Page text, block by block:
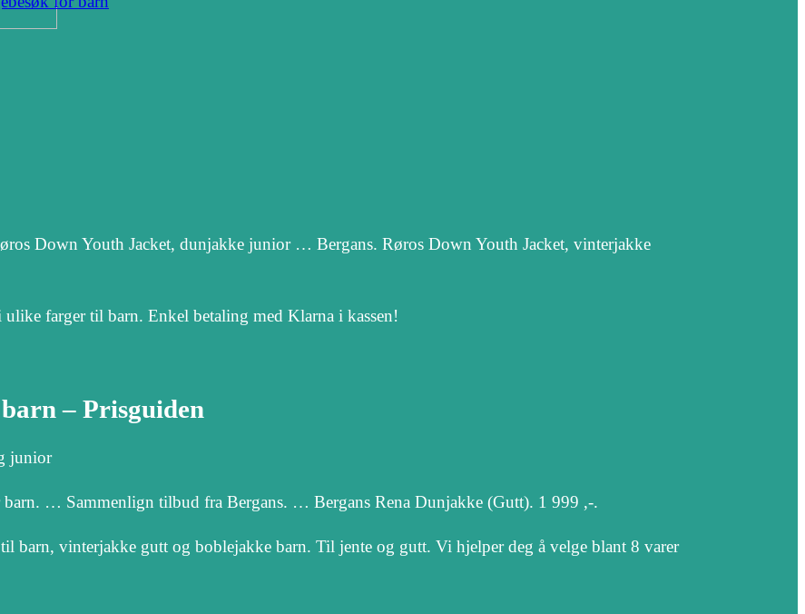
Down Youth Jacket, dunjakke junior … Bergans. Røros Down Youth Jacket, vinterjakke
farger til barn. Enkel betaling med Klarna i kassen!
– Prisguiden
junior
barn. … Sammenlign tilbud fra Bergans. … Bergans Rena Dunjakke (Gutt). 1 999 ,-.
barn, vinterjakke gutt og boblejakke barn. Til jente og gutt. Vi hjelper deg å velge blant 8 varer